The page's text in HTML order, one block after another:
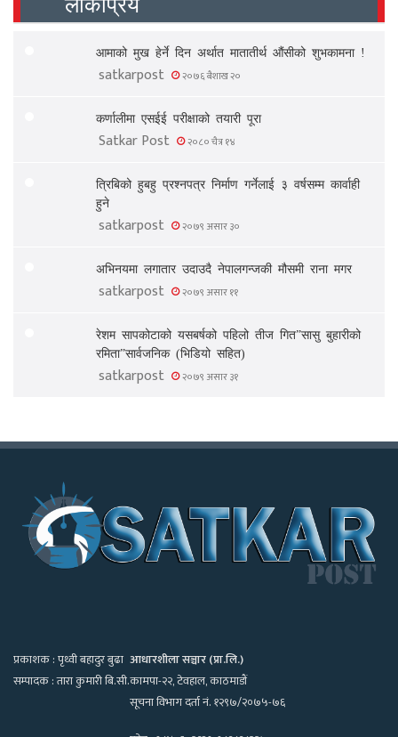
आमाको मुख हेर्ने दिन अर्थात मातातीर्थ औंसीको शुभकामना !
satkarpost २०७६ बैशाख २०
कर्णालीमा एसईई परीक्षाको तयारी पूरा
Satkar Post २०८० चैत्र १४
त्रिबिको हुबहु प्रश्नपत्र निर्माण गर्नेलाई ३ वर्षसम्म कार्वाही
हुने
satkarpost २०७९ असार ३०
अभिनयमा लगातार उदाउदै नेपालगन्जकी मौसमी राना मगर
satkarpost २०७९ असार ११
रेशम सापकोटाको यसबर्षको पहिलो तीज गित”सासु बुहारीको
रमिता”सार्वजनिक (भिडियो सहित)
satkarpost २०७९ असार ३१
प्रकाशक : पृथ्वी बहादुर बुढा
सम्पादक : तारा कुमारी बि.सी.
आधारशीला सञ्चार (प्रा.लि.)
कामपा-२२, टेवहाल, काठमाडाैं
सूचना विभाग दर्ता नं. १२९७/२०७५-७६